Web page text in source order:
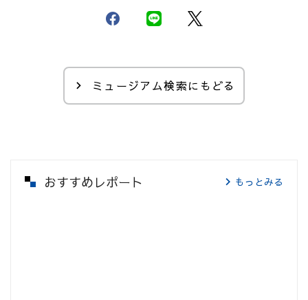
ミュージアム検索にもどる
おすすめレポート もっとみる